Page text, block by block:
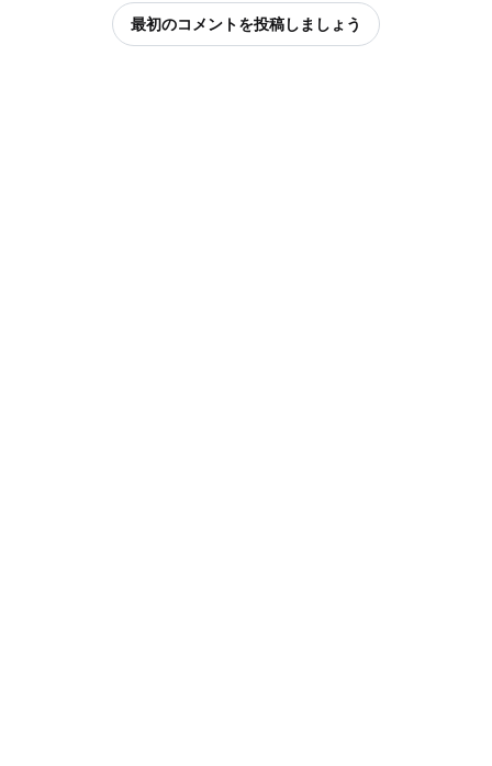
最初のコメントを投稿しましょう